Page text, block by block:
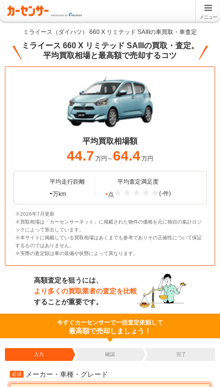
メニュー
ミライース（ダイハツ） 660 X リミテッド SAIIIの車買取・車査定
ミライース 660 X リミテッド SAIIIの買取・査定。
平均買取相場と最高額で売却するコツ
平均買取相場額
44.7 万円～ 64.4万円
平均走行距離
-万km
平均査定満足度
-点 (-件)
※2026年7月更新
※買取相場は「カーセンサーネット」に掲載された物件の価格を元に独自の集計ロジ
ックによって算出しています。
※本サイトに掲載している買取相場はあくまでも参考でありその正確性について保証
するものではありません。
※実際の査定額は車の装備や状態によって異なります。
高額査定を狙うには、
より多くの買取業者の査定を比較
することが重要です。
今すぐカーセンサーで一括査定依頼して
最高額で売却しましょう！
入力 確認 完了
必須 メーカー・車種・グレード